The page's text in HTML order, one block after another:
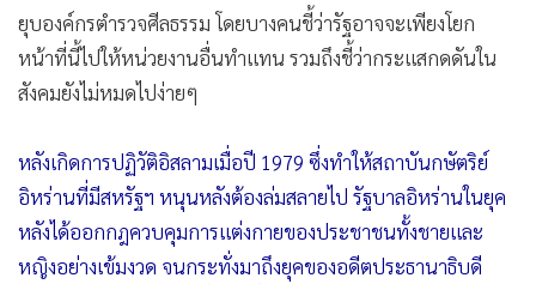
ยุบองค์กรตำรวจศีลธรรม โดยบางคนชี้ว่ารัฐอาจจะเพียงโยก
หน้าที่นี้ไปให้หน่วยงานอื่นทำแทน รวมถึงชี้ว่ากระแสกดดันใน
สังคมยังไม่หมดไปง่ายๆ
หลังเกิดการปฏิวัติอิสลามเมื่อปี 1979 ซึ่งทำให้สถาบันกษัตริย์
อิหร่านที่มีสหรัฐฯ หนุนหลังต้องล่มสลายไป รัฐบาลอิหร่านในยุค
หลังได้ออกกฎควบคุมการแต่งกายของประชาชนทั้งชายและ
หญิงอย่างเข้มงวด จนกระทั่งมาถึงยุคของอดีตประธานาธิบดี